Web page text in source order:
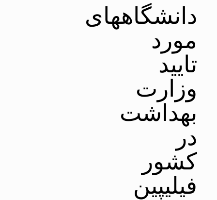
دانشگاههای
مورد
تایید
وزارت
بهداشت
در
کشور
فیلیپین